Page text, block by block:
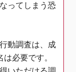
ってしまう恐
動調査は、成
必要です。